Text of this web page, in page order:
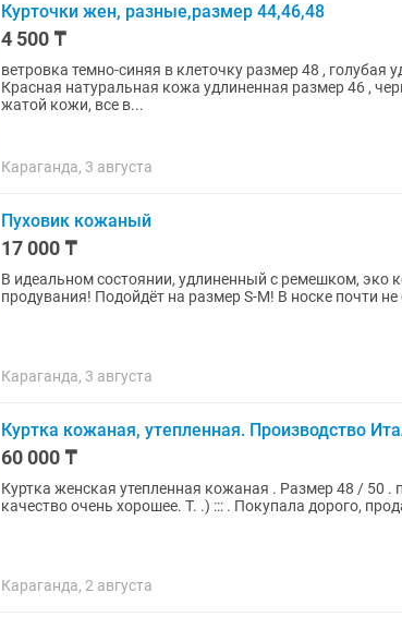
Курточки жен, разные,размер 44,46,48
4 500 ₸
ветровка темно-синяя в клеточку размер 48 , голубая
Красная натуральная кожа удлиненная размер 46 ,
жатой кожи, все в...
Караганда, 3 августа
Пуховик кожаный
17 000 ₸
В идеальном состоянии, удлиненный с ремешком, эко
продувания! Подойдёт на размер S-M! В носке почти
Караганда, 3 августа
Куртка кожаная, утепленная. Производство
60 000 ₸
Куртка женская утепленная кожаная . Размер 48 / 50
качество очень хорошее. Т. .) ::: . Покупала дорого,
Караганда, 2 августа